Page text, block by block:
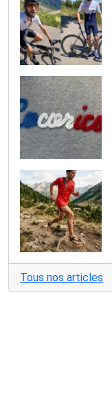
Tous nos articles